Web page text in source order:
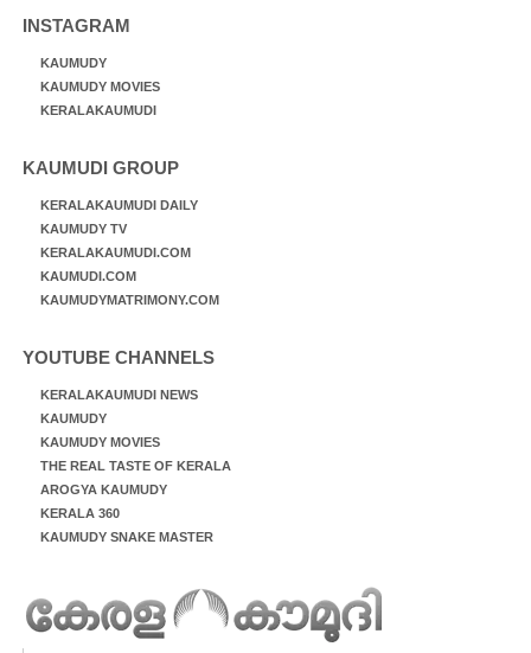
INSTAGRAM
KAUMUDY
KAUMUDY MOVIES
KERALAKAUMUDI
KAUMUDI GROUP
KERALAKAUMUDI DAILY
KAUMUDY TV
KERALAKAUMUDI.COM
KAUMUDI.COM
KAUMUDYMATRIMONY.COM
YOUTUBE CHANNELS
KERALAKAUMUDI NEWS
KAUMUDY
KAUMUDY MOVIES
THE REAL TASTE OF KERALA
AROGYA KAUMUDY
KERALA 360
KAUMUDY SNAKE MASTER